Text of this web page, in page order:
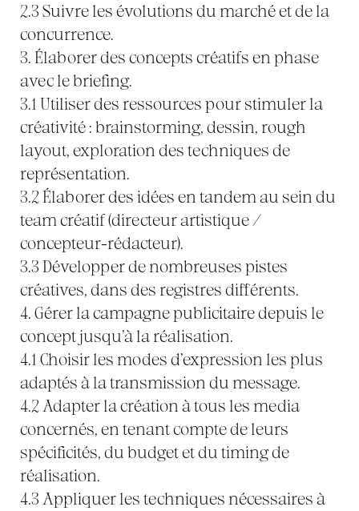
2.3 Suivre les évolutions du marché et de la
concurrence.
3. Élaborer des concepts créatifs en phase
avec le briefing.
3.1 Utiliser des ressources pour stimuler la
créativité : brainstorming, dessin, rough
layout, exploration des techniques de
représentation.
3.2 Élaborer des idées en tandem au sein du
team créatif (directeur artistique /
concepteur-rédacteur).
3.3 Développer de nombreuses pistes
créatives, dans des registres différents.
4. Gérer la campagne publicitaire depuis le
concept jusqu’à la réalisation.
4.1 Choisir les modes d’expression les plus
adaptés à la transmission du message.
4.2 Adapter la création à tous les media
concernés, en tenant compte de leurs
spécificités, du budget et du timing de
réalisation.
4.3 Appliquer les techniques nécessaires à